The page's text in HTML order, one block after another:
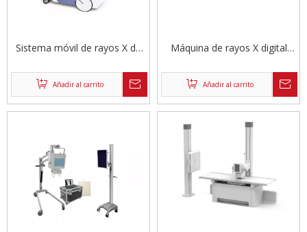
Sistema móvil de rayos X de
Añadir al carrito
Máquina de rayos X digital
Añadir al carrito